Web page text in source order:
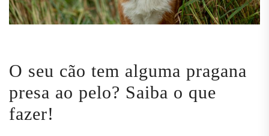
O seu cão tem alguma pragana
presa ao pelo? Saiba o que
fazer!